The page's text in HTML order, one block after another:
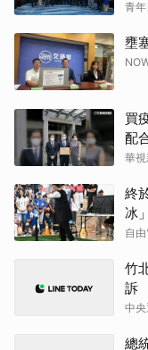
青
壅
買
配
華
終
冰
自
竹
訴
中
總